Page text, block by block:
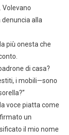
Volevano
alla
più onesta che
di casa?
i mobili—sono
voce piatta come
un
il mio nome